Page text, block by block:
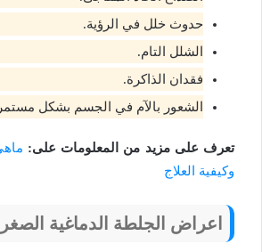
حدوث خلل في الرؤية.
الشلل التام.
فقدان الذاكرة.
الشعور بالآم في الجسم بشكل
تعرف على مزيد من المعلومات على:
وكيفية العلاج
اعراض الجلطة الدماغية